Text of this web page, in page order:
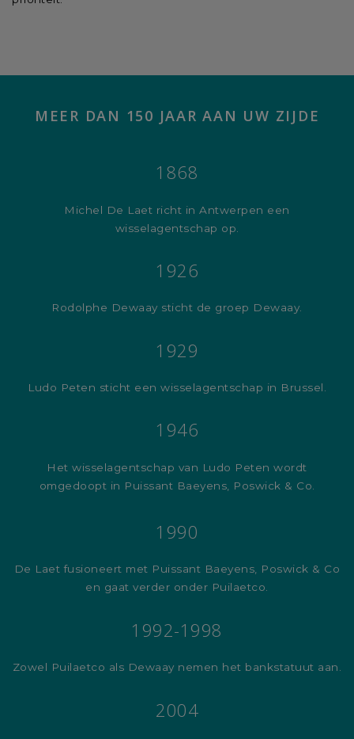
MEER DAN 150 JAAR AAN UW ZIJDE
1868
Michel De Laet richt in Antwerpen een
wisselagentschap op.
1926
Rodolphe Dewaay sticht de groep Dewaay.
1929
Ludo Peten sticht een wisselagentschap in Brussel.
1946
Het wisselagentschap van Ludo Peten wordt
omgedoopt in Puissant Baeyens, Poswick & Co.
1990
De Laet fusioneert met Puissant Baeyens, Poswick & Co
en gaat verder onder Puilaetco.
1992-1998
Zowel Puilaetco als Dewaay nemen het bankstatuut aan.
2004